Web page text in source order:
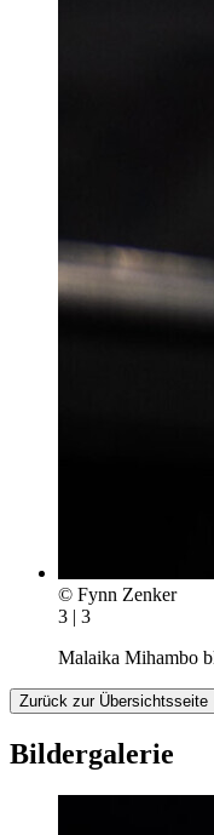
© Fynn Zenker
3 | 3
Malaika Mihambo
Zurück zur Übersichtsseite
Bildergalerie